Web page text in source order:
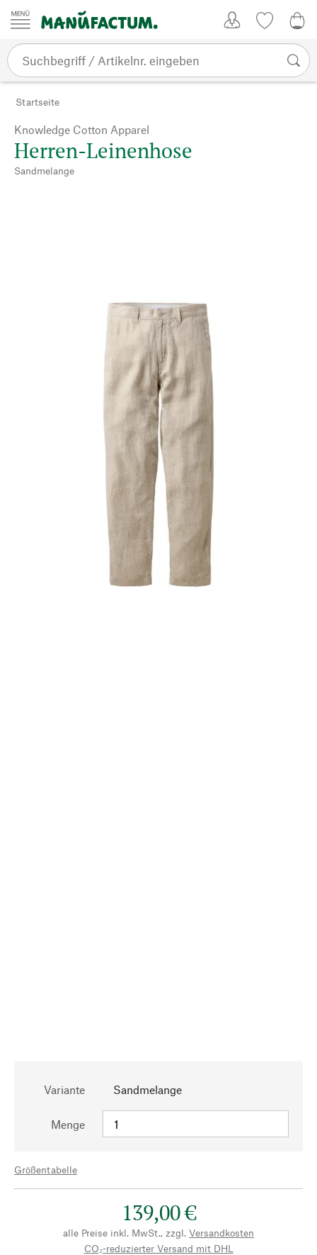
Zum Inhalt springen
Startseite
Knowledge Cotton Apparel
Herren-Leinenhose
Sandmelange
Variante Sandmelange
Menge
Größentabelle
139,00 €
alle Preise inkl. MwSt., zzgl. Versandkosten
CO₂-reduzierter Versand mit DHL